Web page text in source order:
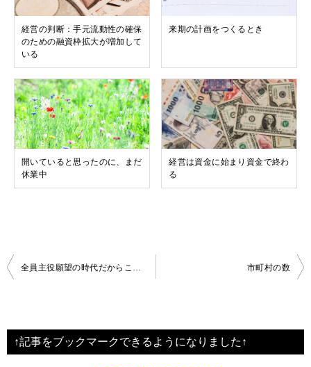
経営の判断：手元流動性の確保
のための融資枠拡大が増加して
いる
来期の計画をつくるとき
開いていると思ったのに、まだ
休業中
経営は資金に始まり資金で終わ
る
投
ビ
ゲ
市町村の数
↑記事をブックマークできるようになりました↑